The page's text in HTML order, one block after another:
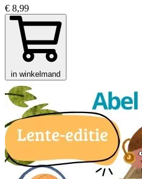
€ 8,99
in winkelmand